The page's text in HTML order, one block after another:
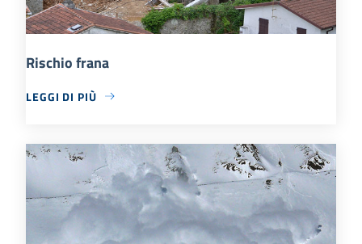
Rischio frana
LEGGI DI PIÙ